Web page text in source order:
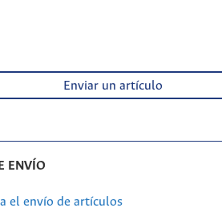
Enviar un artículo
ENVÍO
el envío de artículos